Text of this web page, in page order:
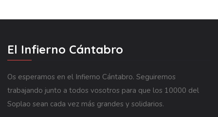
El Infierno Cántabro
Os esperamos en el Infierno Cántabro. Seguiremos
trabajando junto a todos vosotros para que los 10000 del
Soplao sean cada vez más grandes y solidarios.